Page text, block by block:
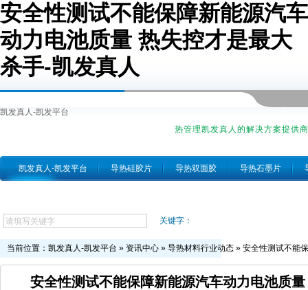
安全性测试不能保障新能源汽车
动力电池质量 热失控才是最大
杀手-凯发真人
凯发真人-凯发平台
热管理凯发真人的解决方案提供商
凯发真人-凯发平台 导热硅胶片 导热双面胶 导热石墨片
关键字：
当前位置： 凯发真人-凯发平台 » 资讯中心 » 导热材料行业动态 » 安全性测试不能
安全性测试不能保障新能源汽车动力电池质